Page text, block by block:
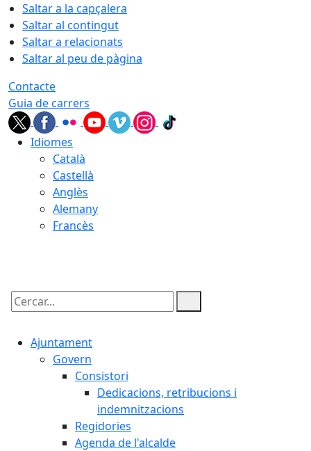
Saltar a la capçalera
Saltar al contingut
Saltar a relacionats
Saltar al peu de pàgina
Contacte
Guia de carrers
Idiomes
Català
Castellà
Anglès
Alemany
Francès
Cercar:
Ajuntament
Govern
Consistori
Dedicacions, retribucions i
indemnitzacions
Regidories
Agenda de l'alcalde